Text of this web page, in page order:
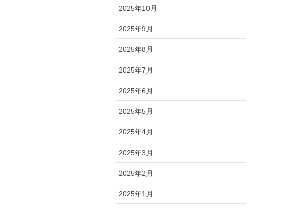
2025年10月
2025年9月
2025年8月
2025年7月
2025年6月
2025年5月
2025年4月
2025年3月
2025年2月
2025年1月